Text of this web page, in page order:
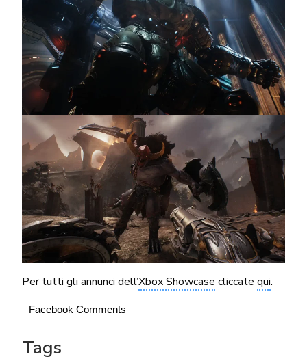
Per tutti gli annunci dell’Xbox Showcase cliccatequi.
Facebook Comments
Tags